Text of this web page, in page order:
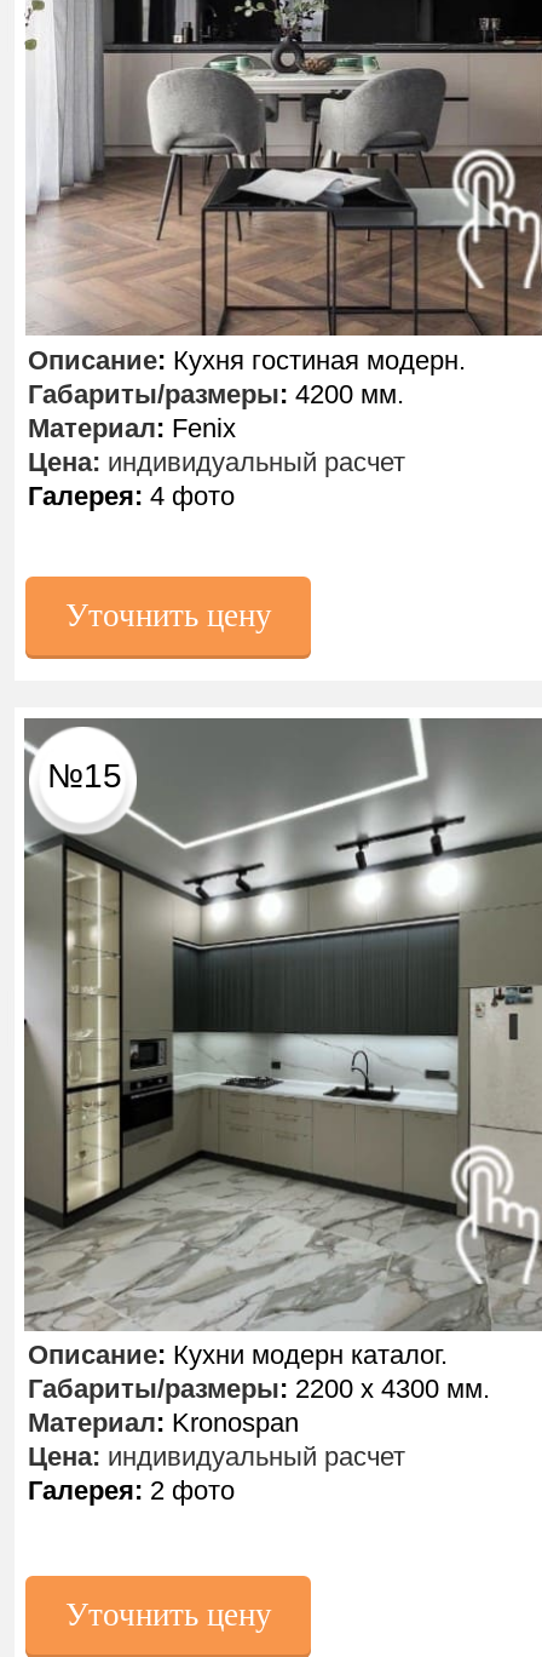
Уточнить цену
Описание: Кухни модерн каталог.
Габариты/размеры: 2200 х 4300 мм.
Материал: Kronospan
Цена: индивидуальный расчет
Галерея: 2 фото
Уточнить цену
№15
Описание: Кухня гостиная модерн.
Габариты/размеры: 4200 мм.
Материал: Fenix
Цена: индивидуальный расчет
Галерея: 4 фото